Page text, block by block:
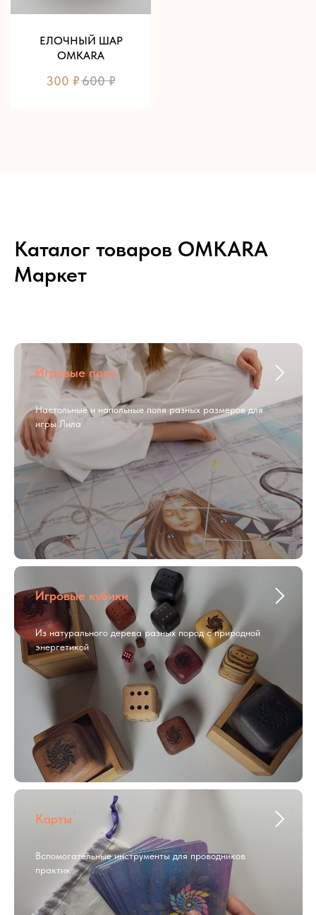
ЕЛОЧНЫЙ ШАР
OMKARA
300 ₽600 ₽
Каталог товаров OMKARA
Маркет
Игровые поля
Настольные и напольные поля разных размеров для
игры Лила
Игровые кубики
Из натурального дерева разных пород с природной
энергетикой
Карты
Вспомогательные инструменты для проводников
практик